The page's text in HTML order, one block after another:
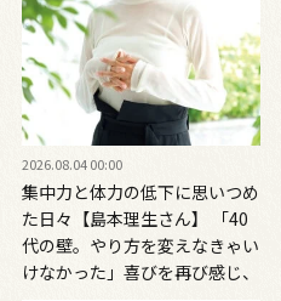
2026.08.04 00:00
集中力と体力の低下に思いつめ
た日々【島本理生さん】 「40
代の壁。やり方を変えなきゃい
けなかった」喜びを再び感じ、